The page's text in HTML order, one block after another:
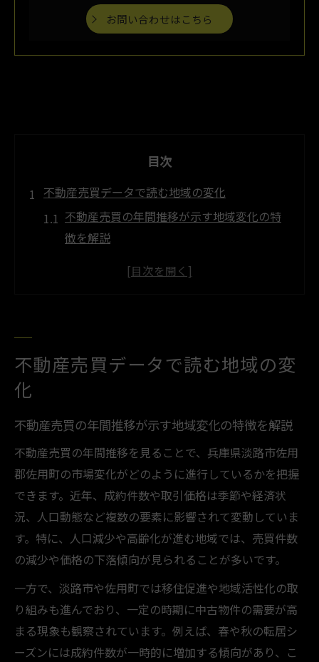
お問い合わせはこちら
目次
不動産売買データで読む地域の変化
不動産売買の年間推移が示す地域変化の特
徴を解説
人口動態と不動産売買データの関連性を探
不動産売買の動向から分かる地域の将来像
について考察
解く
資産価値に直結する年間推移のポイント
不動産売買の年間推移が資産価値に与える
影響とは
価格変動を踏まえた不動産売買の賢い判断
方法
年間推移データから読み解く資産評価のポ
イント
不動産売買を通じて資産価値を守るための
視点
地価推移と不動産売買の関連性を徹底解説
不動産売買データで読む地域の変
化
不動産売買の年間推移が示す地域変化の特徴を解説
不動産売買の年間推移を見ることで、兵庫県淡路市佐用
郡佐用町の市場変化がどのように進行しているかを把握
できます。近年、成約件数や取引価格は季節や経済状
況、人口動態など複数の要素に影響されて変動していま
す。特に、人口減少や高齢化が進む地域では、売買件数
の減少や価格の下落傾向が見られることが多いです。
一方で、淡路市や佐用町では移住促進や地域活性化の取
り組みも進んでおり、一定の時期に中古物件の需要が高
まる現象も観察されています。例えば、春や秋の転居シ
ーズンには成約件数が一時的に増加する傾向があり、こ